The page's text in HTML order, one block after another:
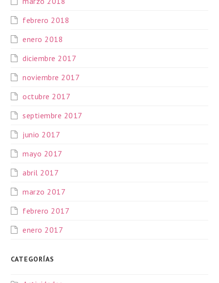
febrero 2018
enero 2018
diciembre 2017
noviembre 2017
octubre 2017
septiembre 2017
junio 2017
mayo 2017
abril 2017
marzo 2017
febrero 2017
enero 2017
CATEGORÍAS